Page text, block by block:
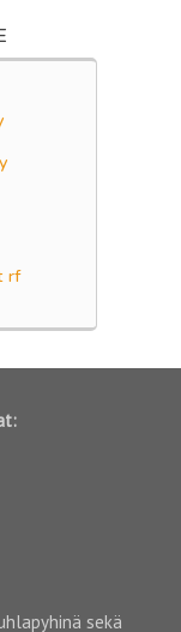
rf
sekä